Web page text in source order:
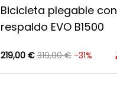
Bicicleta plegable con
respaldo EVO B1500
219,00 € 319,00 € -31%